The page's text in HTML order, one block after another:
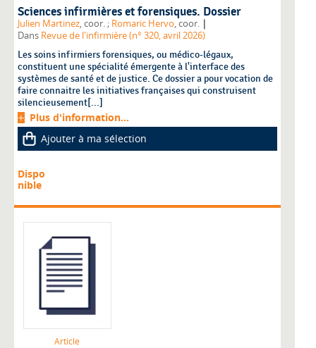
Sciences infirmières et forensiques. Dossier
Julien Martinez , coor. ; Romaric Hervo, coor. |
Dans Revue de l'infirmière (n° 320, avril 2026)
Les soins infirmiers forensiques, ou médico-légaux,
constituent une spécialité émergente à l'interface des
systèmes de santé et de justice. Ce dossier a pour vocation de
faire connaitre les initiatives françaises qui construisent
silencieusement[...]
Plus d'information...
Ajouter à ma sélection
Dispo
nible
Article